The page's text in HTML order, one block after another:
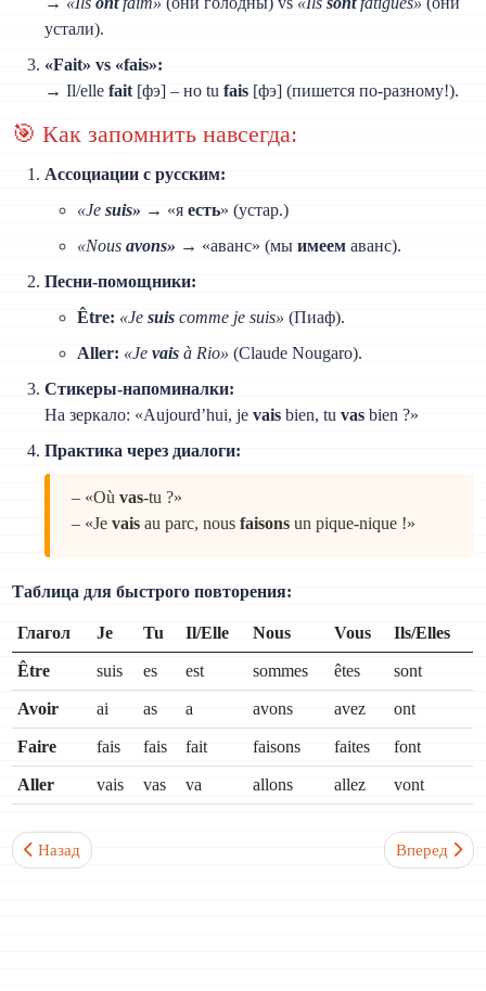
устали).
«Fait» vs «fais»:
→ Il/ellefait[фэ] – но tufais [фэ] (пишется по-разному!).
🎯 Как запомнить навсегда:
Ассоциации с русским:
«Jesuis» → «яесть» (устар.)
«Nousavons» → «аванс» (мыимеем аванс).
Песни-помощники:
Être: «Jesuis comme je suis» (Пиаф).
Aller: «Jevais à Rio» (Claude Nougaro).
Стикеры-напоминалки:
На зеркало: «Aujourd’hui, jevais bien, tuvas bien ?»
Практика через диалоги:
– «Oùvas-tu ?»
– «Jevais au parc, nousfaisons un pique-nique !»
Таблица для быстрого повторения:
Глагол Je Tu Il/Elle Nous Vous Ils/Elles
Être suis es est sommes êtes sont
Avoir ai as a avons avez ont
Faire fais fais fait faisons faites font
Aller vais vas va allons allez vont
Предыдущий: Как улучшить разговорный французский, если
Назад Следующий:
Вперед